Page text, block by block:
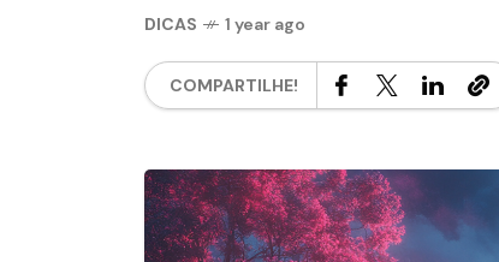
DICAS 1 year ago
COMPARTILHE!